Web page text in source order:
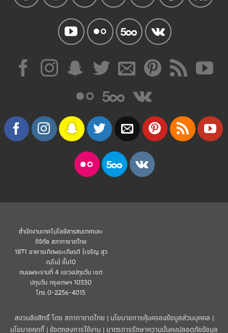
สำนักงานเทคโนโลยีสารสนเทศและ
ดิจิทัล สภากาชาดไทย
1871 อาคารเทิดพระเกียรติ (เจริญ สุว
ฒฺโน) ชั้น10
ถนนพระรามที่ 4 แขวงปทุมวัน เขต
ปทุมวัน กรุงเทพฯ 10330
โทร 0-2256-4015
สงวนลิขสิทธิ์ โดย สภากาชาดไทย | นโยบายการคุ้มครองข้อมูลส่วนบุคคล |
นโยบายคุกกี้|ข้อตกลงการใช้งาน | มาตรการรักษาความมั่นคงปลอดภัยข้อมูล